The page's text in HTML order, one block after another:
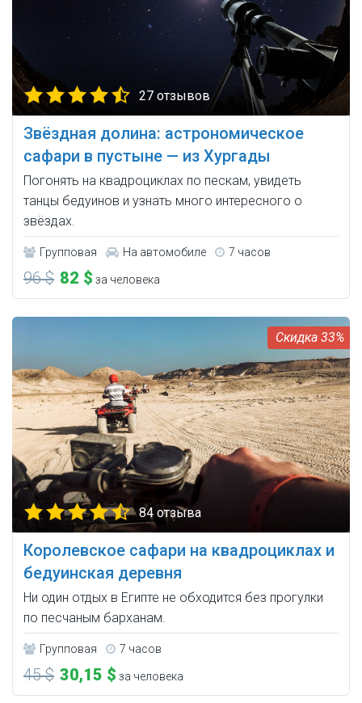
27 отзывов
Звёздная долина: астрономическое
сафари в пустыне — из Хургады
Погонять на квадроциклах по пескам, увидеть
танцы бедуинов и узнать много интересного о
звёздах.
Групповая На автомобиле 7 часов
96 $ 82 $ за человека
33%
84 отзыва
Королевское сафари на квадроциклах и
бедуинская деревня
Ни один отдых в Египте не обходится без прогулки
по песчаным барханам.
Групповая 7 часов
45 $ 30,15 $ за человека